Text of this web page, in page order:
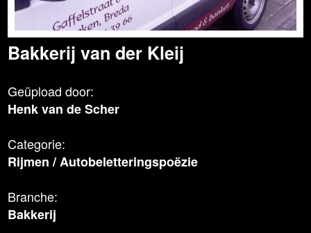
Bakkerij van der Kleij
Geüpload door:
Henk van de Scher
Categorie:
Rijmen /Autobeletteringspoëzie
Branche:
Bakkerij